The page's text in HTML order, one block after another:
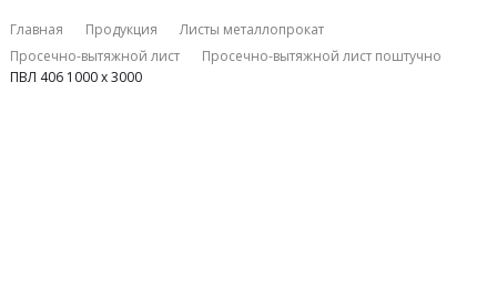
Главная Продукция
Листы металлопрокат
Проcечно-вытяжной лист
Проcечно-вытяжной лист поштучно
ПВЛ 406 1000 х 3000